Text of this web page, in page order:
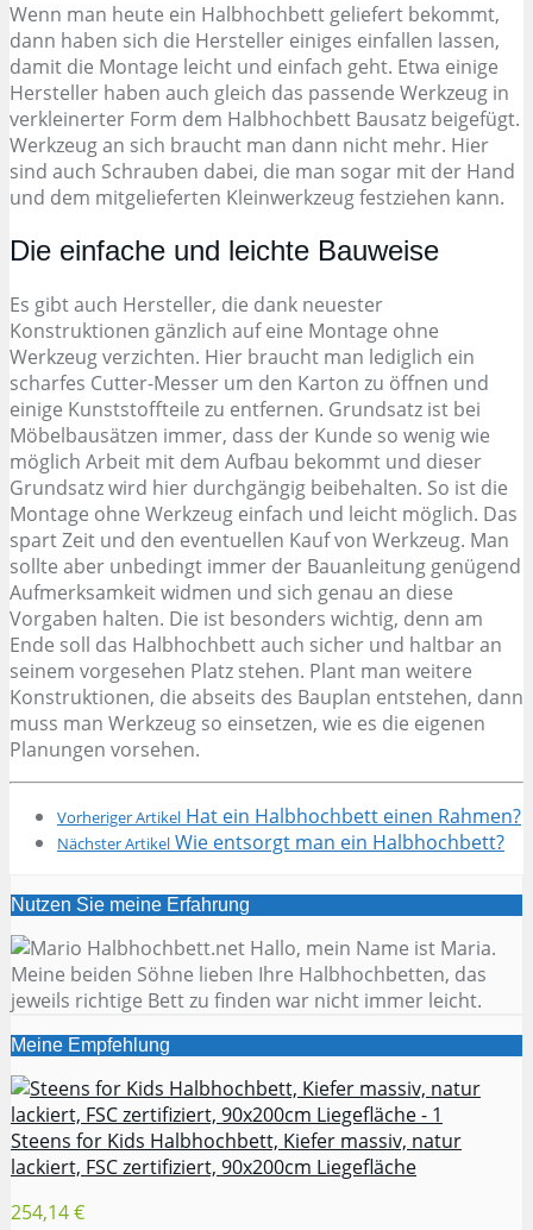
Wenn man heute ein Halbhochbett geliefert bekommt,
dann haben sich die Hersteller einiges einfallen lassen,
damit die Montage leicht und einfach geht. Etwa einige
Hersteller haben auch gleich das passende Werkzeug in
verkleinerter Form dem Halbhochbett Bausatz beigefügt.
Werkzeug an sich braucht man dann nicht mehr. Hier
sind auch Schrauben dabei, die man sogar mit der Hand
und dem mitgelieferten Kleinwerkzeug festziehen kann.
Die einfache und leichte Bauweise
Es gibt auch Hersteller, die dank neuester
Konstruktionen gänzlich auf eine Montage ohne
Werkzeug verzichten. Hier braucht man lediglich ein
scharfes Cutter-Messer um den Karton zu öffnen und
einige Kunststoffteile zu entfernen. Grundsatz ist bei
Möbelbausätzen immer, dass der Kunde so wenig wie
möglich Arbeit mit dem Aufbau bekommt und dieser
Grundsatz wird hier durchgängig beibehalten. So ist die
Montage ohne Werkzeug einfach und leicht möglich. Das
spart Zeit und den eventuellen Kauf von Werkzeug. Man
sollte aber unbedingt immer der Bauanleitung genügend
Aufmerksamkeit widmen und sich genau an diese
Vorgaben halten. Die ist besonders wichtig, denn am
Ende soll das Halbhochbett auch sicher und haltbar an
seinem vorgesehen Platz stehen. Plant man weitere
Konstruktionen, die abseits des Bauplan entstehen, dann
muss man Werkzeug so einsetzen, wie es die eigenen
Planungen vorsehen.
Vorheriger Artikel Hat ein Halbhochbett einen Rahmen?
Nächster Artikel Wie entsorgt man ein Halbhochbett?
Nutzen Sie meine Erfahrung
Hallo, mein Name ist Maria.
Meine beiden Söhne lieben Ihre Halbhochbetten, das
jeweils richtige Bett zu finden war nicht immer leicht.
Meine Empfehlung
Steens for Kids Halbhochbett, Kiefer massiv, natur
lackiert, FSC zertifiziert, 90x200cm Liegefläche
254,14 €